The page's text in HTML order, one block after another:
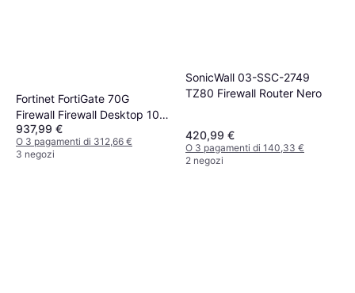
Fortinet FortiGate 70G
Firewall Firewall Desktop 10
Gbit
937,99 €
O 3 pagamenti di 312,66 €
3 negozi
SonicWall 03-SSC-2749
TZ80 Firewall Router Nero
420,99 €
O 3 pagamenti di 140,33 €
2 negozi